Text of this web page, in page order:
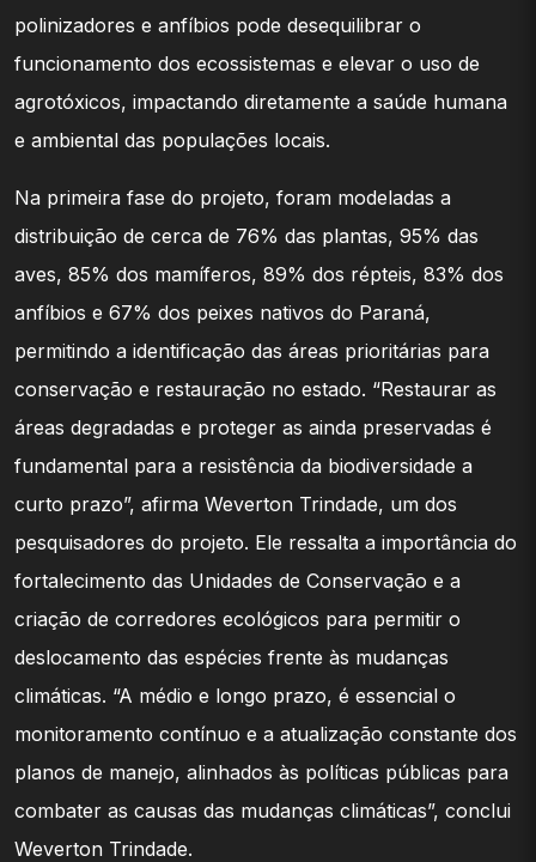
polinizadores e anfíbios pode desequilibrar o
funcionamento dos ecossistemas e elevar o uso de
agrotóxicos, impactando diretamente a saúde humana
e ambiental das populações locais.
Na primeira fase do projeto, foram modeladas a
distribuição de cerca de 76% das plantas, 95% das
aves, 85% dos mamíferos, 89% dos répteis, 83% dos
anfíbios e 67% dos peixes nativos do Paraná,
permitindo a identificação das áreas prioritárias para
conservação e restauração no estado. “Restaurar as
áreas degradadas e proteger as ainda preservadas é
fundamental para a resistência da biodiversidade a
curto prazo”, afirma Weverton Trindade, um dos
pesquisadores do projeto. Ele ressalta a importância do
fortalecimento das Unidades de Conservação e a
criação de corredores ecológicos para permitir o
deslocamento das espécies frente às mudanças
climáticas. “A médio e longo prazo, é essencial o
monitoramento contínuo e a atualização constante dos
planos de manejo, alinhados às políticas públicas para
combater as causas das mudanças climáticas”, conclui
Weverton Trindade.